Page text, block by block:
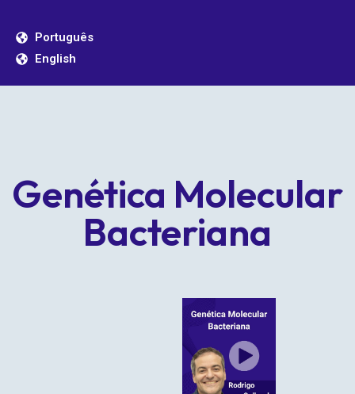
Português
English
Genética Molecular
Bacteriana